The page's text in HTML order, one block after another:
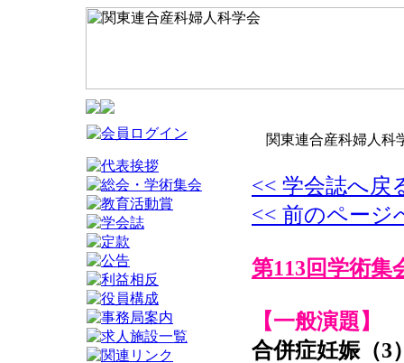
関東連合産科婦人科
<< 学会誌へ戻
<< 前のページ
第113回学術集
【一般演題】
合併症妊娠（3